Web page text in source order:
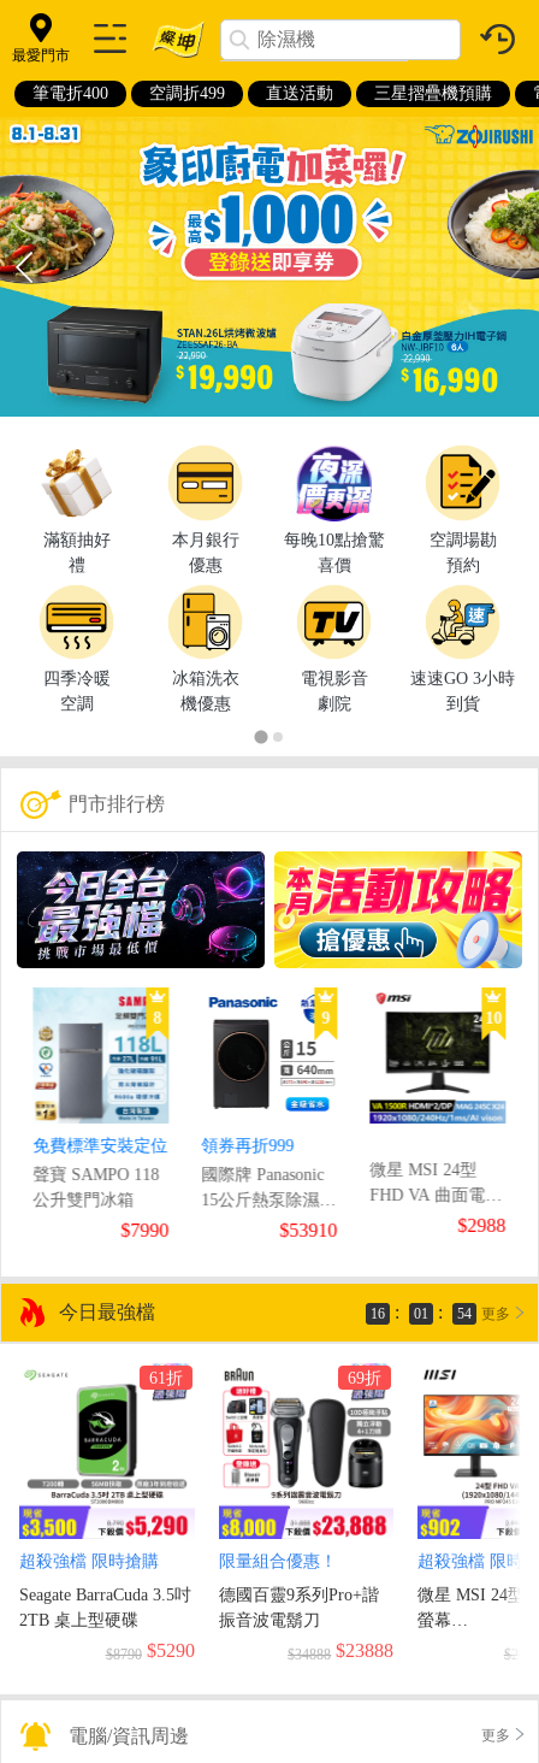
最愛門市
筆電折400 空調折499 直送活動 三星摺疊機預購
滿額抽好
禮
本月銀行
優惠
每晚10點搶驚
喜價
空調場勘
預約
四季冷暖
空調
冰箱洗衣
機優惠
電視影音
劇院
速速GO 3小時
到貨
門市排行榜
8
免費標準安裝定位
聲寶 SAMPO 118
公升雙門冰箱
$7990
9
領券再折999
國際牌 Panasonic
15公斤熱泵除濕式
滾筒洗衣機$53910
10
微星 MSI 24型
FHD VA 曲面電競
$2988
今日最強檔 16 : 01 : 52 更多
61折
超殺強檔 限時搶購
Seagate BarraCuda 3.5吋
2TB 桌上型硬碟
$8790 $5290
69折
限量組合優惠！
德國百靈9系列Pro+諧
振音波電鬍刀
$34888 $23888
超殺強檔 限時
微星 MSI 24型
螢幕
(1920x1080/$2990
電腦/資訊周邊 更多